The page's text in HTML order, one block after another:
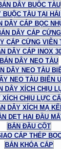
DÂY BUỘC TÀU
BUỘC TÀU TẠI
DÂY CÁP BỌC
DÂY CÁP CỨNG
CÁP CỨNG VIỄN
DÂY CÁP INOX
BÁN DÂY NEO TÀU
DÂY NEO TÀU
NEO TÀU BIỂN
DÂY XÍCH CHỊU
XÍCH CHỊU LỰC
DÂY XÍCH MẠ
DẸT HAI ĐẦU
BẢN ĐẦU CỘT
CÁP THÉP
BÁN KHÓA CÁP